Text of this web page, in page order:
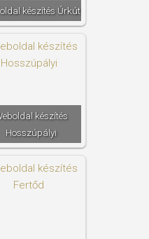
készítés​ Úrkút
készítés​
Hosszúpályi